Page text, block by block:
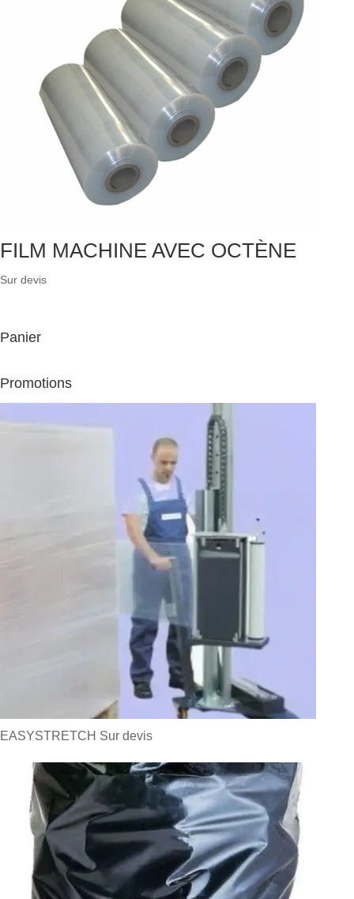
FILM MACHINE AVEC OCTÈNE
Sur devis
Panier
Promotions
EASYSTRETCH Sur devis